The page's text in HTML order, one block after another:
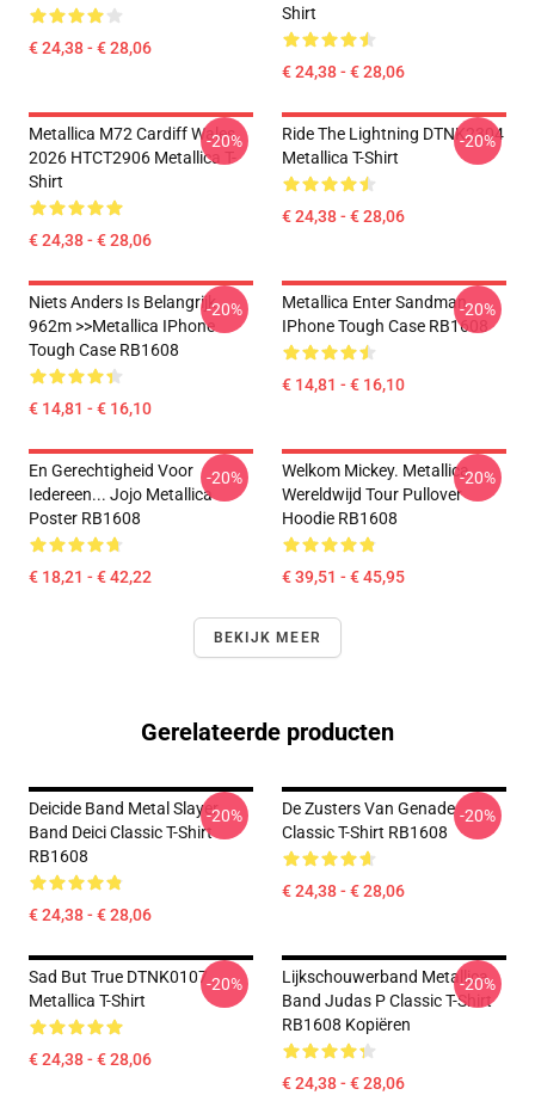
€ 24,38 - € 28,06
Shirt
€ 24,38 - € 28,06
Metallica M72 Cardiff Wales
2026 HTCT2906 Metallica T-
Shirt
€ 24,38 - € 28,06
-20%
Ride The Lightning DTNK2304
Metallica T-Shirt
€ 24,38 - € 28,06
-20%
Niets Anders Is Belangrijk
962m >>metallica IPhone
Tough Case RB1608
€ 14,81 - € 16,10
-20%
Metallica Enter Sandman
IPhone Tough Case RB1608
€ 14,81 - € 16,10
-20%
En Gerechtigheid Voor
Iedereen... Jojo Metallica
Poster RB1608
€ 18,21 - € 42,22
-20%
Welkom Mickey. Metallica
Wereldwijd Tour Pullover
Hoodie RB1608
€ 39,51 - € 45,95
-20%
BEKIJK MEER
Gerelateerde producten
Deicide Band Metal Slayer
Band Deici Classic T-Shirt
RB1608
€ 24,38 - € 28,06
-20%
De Zusters Van Genade
Classic T-Shirt RB1608
€ 24,38 - € 28,06
-20%
Sad But True DTNK0107
Metallica T-Shirt
€ 24,38 - € 28,06
-20%
Lijkschouwerband Metallica
Band Judas P Classic T-Shirt
RB1608 Kopiëren
€ 24,38 - € 28,06
-20%